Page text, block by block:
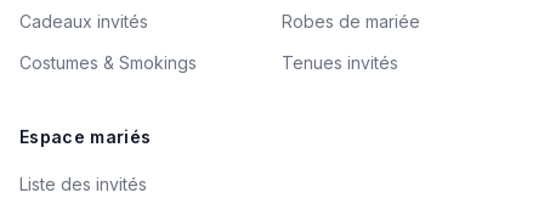
Cadeaux invités
Robes de mariée
Costumes & Smokings
Tenues invités
Espace mariés
Liste des invités